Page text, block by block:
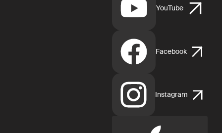
YouTube
Facebook
Instagram